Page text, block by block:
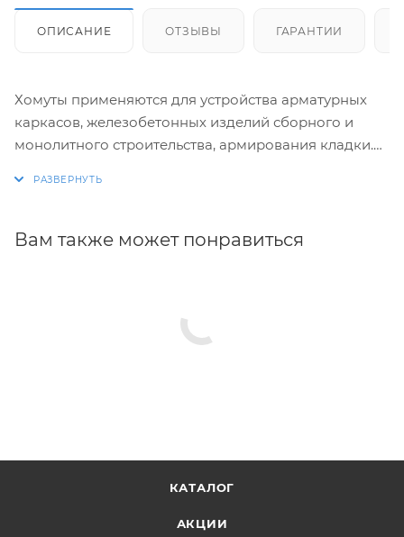
ОПИСАНИЕ ОТЗЫВЫ ГАРАНТИИ
Хомуты применяются для устройства арматурных
каркасов, железобетонных изделий сборного и
монолитного строительства, армирования кладки.
строго выдержаны, благодаря автоматизации
Вам также может понравиться
КАТАЛОГ
АКЦИИ